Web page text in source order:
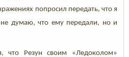
попросил передать, что я
не думаю, что ему передали, но и
что Резун своим «Ледоколом»